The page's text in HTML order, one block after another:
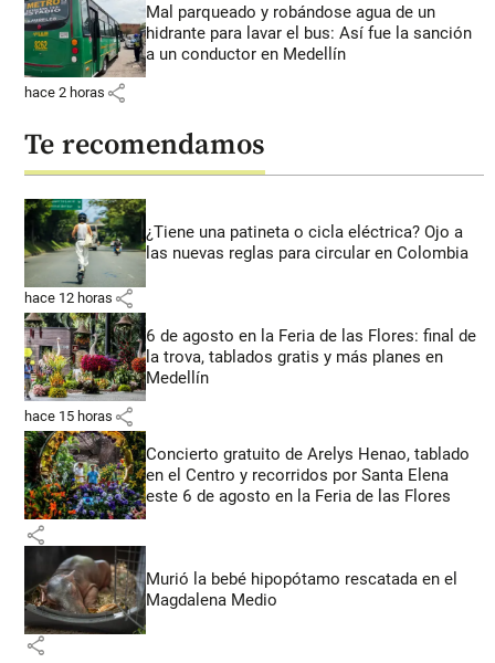
Mal parqueado y robándose agua de un
hidrante para lavar el bus: Así fue la sanción
a un conductor en Medellín
hace 2 horas share
Te recomendamos
¿Tiene una patineta o cicla eléctrica? Ojo a
las nuevas reglas para circular en Colombia
hace 12 horas share
6 de agosto en la Feria de las Flores: final de
la trova, tablados gratis y más planes en
Medellín
hace 15 horas share
Concierto gratuito de Arelys Henao, tablado
en el Centro y recorridos por Santa Elena
este 6 de agosto en la Feria de las Flores
share
Murió la bebé hipopótamo rescatada en el
Magdalena Medio
share